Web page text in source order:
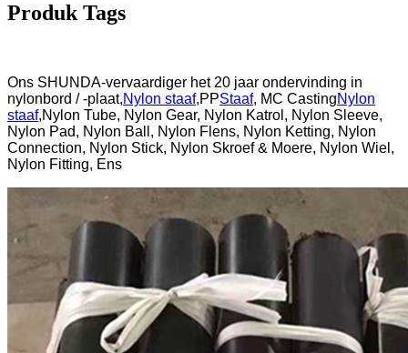
Produk Tags
Ons SHUNDA-vervaardiger het 20 jaar ondervinding in
nylonbord / -plaat,Nylon staaf,PPStaaf, MC CastingNylon
staaf,Nylon Tube, Nylon Gear, Nylon Katrol, Nylon Sleeve,
Nylon Pad, Nylon Ball, Nylon Flens, Nylon Ketting, Nylon
Connection, Nylon Stick, Nylon Skroef & Moere, Nylon Wiel,
Nylon Fitting, Ens